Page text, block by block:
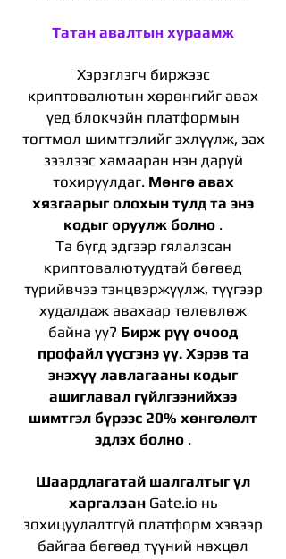
Татан авалтын хураамж
Хэрэглэгч биржээс
криптовалютын хөрөнгийг авах
үед блокчэйн платформын
тогтмол шимтгэлийг эхлүүлж, зах
зээлээс хамааран нэн даруй
тохируулдаг. Мөнгө авах
хязгаарыг олохын тулд та энэ
кодыг оруулж болно .
Та бүгд эдгээр гялалзсан
криптовалютуудтай бөгөөд
түрийвчээ тэнцвэржүүлж, түүгээр
худалдаж авахаар төлөвлөж
байна уу? Бирж рүү очоод
профайл үүсгэнэ үү. Хэрэв та
энэхүү лавлагааны кодыг
ашиглавал гүйлгээнийхээ
шимтгэл бүрээс 20% хөнгөлөлт
эдлэх болно .
Шаардлагатай шалгалтыг үл
харгалзан Gate.io нь
зохицуулалтгүй платформ хэвээр
байгаа бөгөөд түүний нөхцөл